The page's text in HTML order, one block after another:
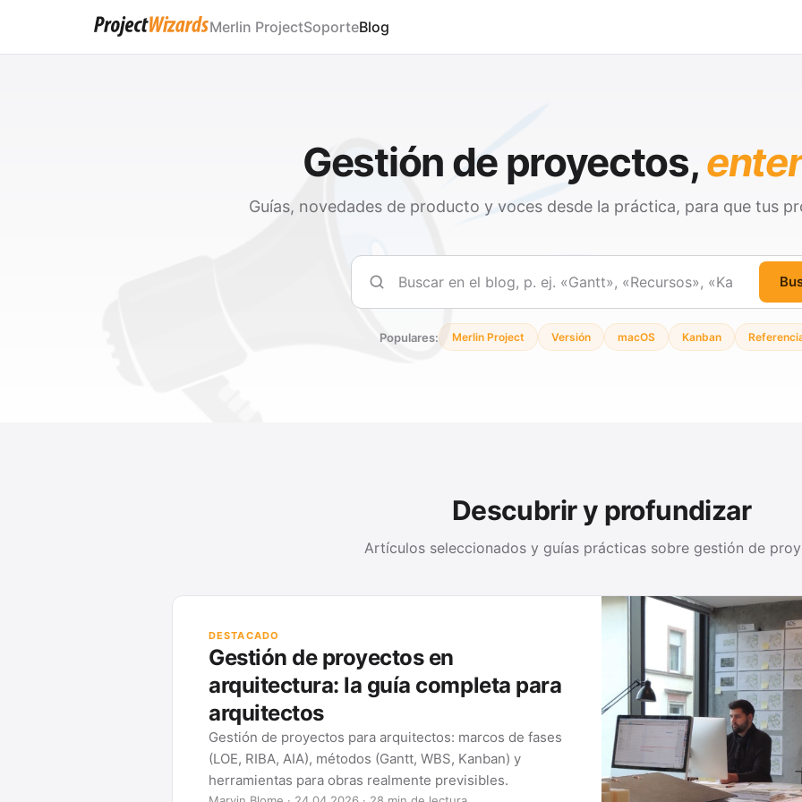
Merlin ProjectSoporteBlog
Gestión de proyectos,
Guías, novedades de producto y voces desde la práctica, para que tus
Buscar
Populares: Merlin Project Versión macOS Kanban
Descubrir y profundizar
Artículos seleccionados y guías prácticas sobre gestión de
DESTACADO
Gestión de proyectos en
arquitectura: la guía completa para
arquitectos
Gestión de proyectos para arquitectos: marcos de fases
(LOE, RIBA, AIA), métodos (Gantt, WBS, Kanban) y
herramientas para obras realmente previsibles.